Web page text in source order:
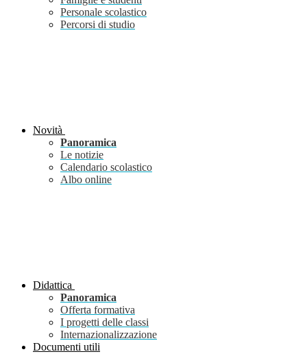
Personale scolastico
Percorsi di studio
Novità
Panoramica
Le notizie
Calendario scolastico
Albo online
Didattica
Panoramica
Offerta formativa
I progetti delle classi
Internazionalizzazione
Documenti utili